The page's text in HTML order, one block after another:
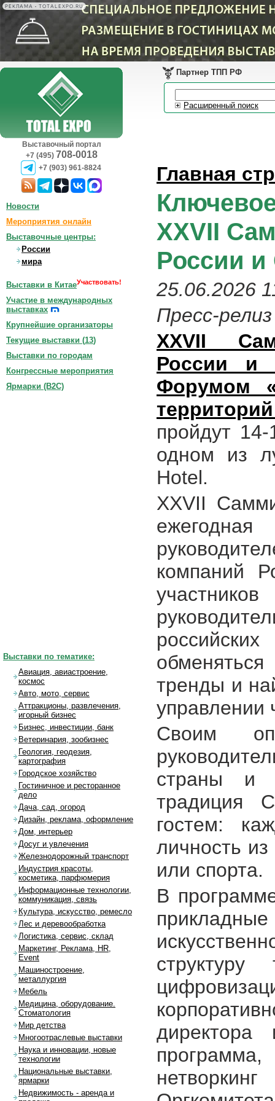
РЕКЛАМА • TOTALEXPO.RU
Выставочный портал
+7 (495) 708-0018
+7 (903) 961-8824
Партнер ТПП РФ
Расширенный поиск
Главная
XXVII
России
25.06.2026
Пресс-релиз
XXVII
России и
Форумом
пройдут
одном из
Hotel.
XXVII
компаний
тренды и
управлении
Своим
страны и
традиция
гостем:
личность
или спорта.
В
Новости
Мероприятия онлайн
Выставочные центры:
России
мира
Выставки в КитаеУчаствовать!
Участие в международных
выставках
Крупнейшие организаторы
Текущие выставки (13)
Выставки по городам
Конгрессные мероприятия
Ярмарки (B2C)
Выставки по тематике:
Авиация, авиастроение,
космос
Авто, мото, сервис
Аттракционы, развлечения,
игорный бизнес
Бизнес, инвестиции, банк
Ветеринария, зообизнес
Геология, геодезия,
картография
Городское хозяйство
Гостиничное и ресторанное
дело
Дача, сад, огород
Дизайн, реклама, оформление
Дом, интерьер
Досуг и увлечения
Железнодорожный транспорт
Индустрия красоты,
косметика, парфюмерия
Информационные технологии,
коммуникация, связь
Культура, искусство, ремесло
Лес и деревообработка
Логистика, сервис, склад
Маркетинг, Реклама, HR,
Event
Машиностроение,
металлургия
Мебель
Медицина, оборудование.
Стоматология
Мир детства
Многоотраслевые выставки
Наука и инновации, новые
технологии
Национальные выставки,
ярмарки
Недвижимость - аренда и